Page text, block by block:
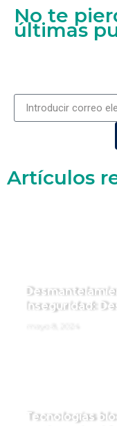
No te
últimas
Artículos
Inseguridad:
Tecnologías